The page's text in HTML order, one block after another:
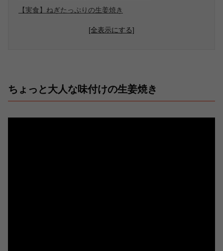
【実食】ねぎたっぷりの生姜焼き
[全表示にする]
ちょっと大人な味付けの生姜焼き